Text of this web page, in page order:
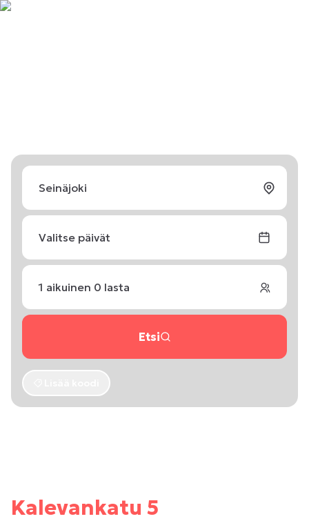
Valitse päivät
1 aikuinen 0 lasta
Etsi
Kalevankatu 5